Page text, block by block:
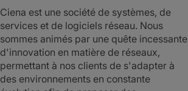
Ciena est une société de systèmes, de
services et de logiciels réseau. Nous
sommes animés par une quête incessante
d'innovation en matière de réseaux,
permettant à nos clients de s'adapter à
des environnements en constante